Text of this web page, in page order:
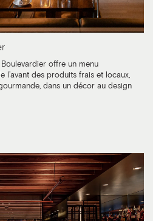
offre un menu
l’avant des produits frais et locaux,
dans un décor au design